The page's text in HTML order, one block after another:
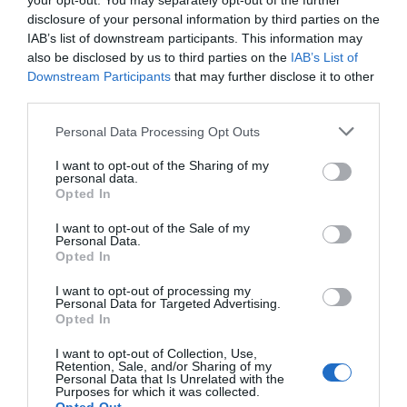
disclosure of your personal information by third parties on the
IAB’s list of downstream participants. This information may
also be disclosed by us to third parties on the IAB’s List of
Downstream Participants that may further disclose it to other
Personal Data Processing Opt Outs
I want to opt-out of the Sharing of my
personal data.
Opted In
I want to opt-out of the Sale of my
Personal Data.
Opted In
I want to opt-out of processing my
Personal Data for Targeted Advertising.
Opted In
I want to opt-out of Collection, Use,
Retention, Sale, and/or Sharing of my
Personal Data that Is Unrelated with the
Purposes for which it was collected.
produït fins ara, i a aquest ritme acabarem amb
totes les existències. S'ha parat la producció però
l'execució s'han multiplicat per 100”. José Jaime
s'ha tornat a València des de Madrid, on
arrancava rodatge el 4 de maig i que, per
descomptat, s'ha parat. “En el 95% dels casos en
el sector audiovisual, se t'acaba el contracte per fi
mesures del Govern i penses, què hi ha del meu?”.
José Jaime és un treballador de la indústria de la
cultura on tot és una cadena i ara mateix hi ha
milers de persones parades: si no es produeix, no
es construeixen decorats, no s'il·lumina, no
s'escriuen guions… “I pensa en tota aqueixa gent
que anava a començar ara a rodar, però que no